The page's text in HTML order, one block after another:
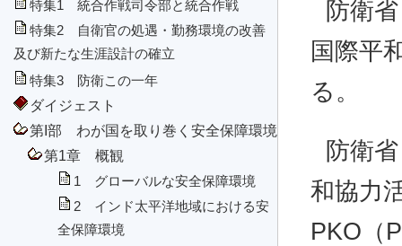
特集1 統合作戦司令部と統合作戦
特集2 自衛官の処遇・勤務環境の改善
及び新たな生涯設計の確立
特集3 防衛この一年
ダイジェスト
第I部 わが国を取り巻く安全保障環境
第1章 概観
1 グローバルな安全保障環境
2 インド太平洋地域における安
全保障環境
防衛
国際平
る。
防衛
和協力
PKO（